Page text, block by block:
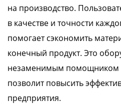
на производство.
в качестве и точности
помогает сэкономить
конечный продукт. Это
незаменимым помощником
позволит повысить
предприятия.